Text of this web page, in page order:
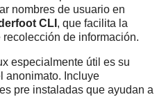
nombres de usuario en
CLI , que facilita la
de información.
especialmente útil es su
anonimato. Incluye
pre instaladas que ayudan a